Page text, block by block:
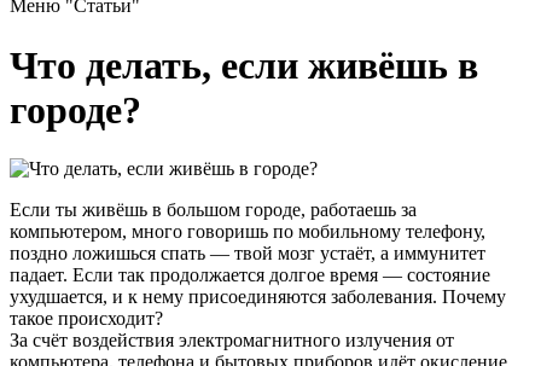
Меню "Статьи"
Что делать, если живёшь в
городе?
Если ты живёшь в большом городе, работаешь за
компьютером, много говоришь по мобильному телефону,
поздно ложишься спать — твой мозг устаёт, а иммунитет
падает. Если так продолжается долгое время — состояние
ухудшается, и к нему присоединяются заболевания. Почему
такое происходит?
За счёт воздействия электромагнитного излучения от